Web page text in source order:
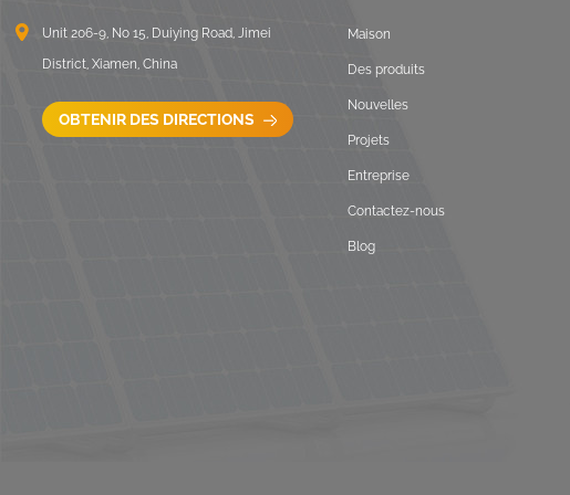
en tuile de crochet de
toit réglable
Unit 206-9, No 15, Duiying Road, Jimei
District, Xiamen, China
OBTENIR DES DIRECTIONS
Maison
Des produits
Nouvelles
Projets
Entreprise
Contactez-nous
Blog